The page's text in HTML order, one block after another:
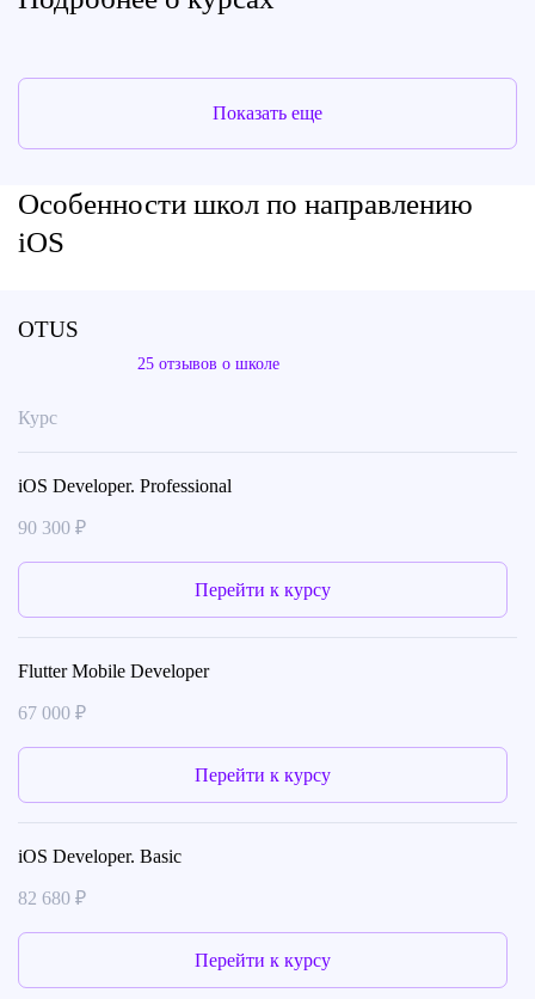
Показать еще
Особенности школ по направлению
iOS
OTUS
25 отзывов о школе
Курс
iOS Developer. Professional
90 300 ₽
Перейти к курсу
Flutter Mobile Developer
67 000 ₽
Перейти к курсу
iOS Developer. Basic
82 680 ₽
Перейти к курсу